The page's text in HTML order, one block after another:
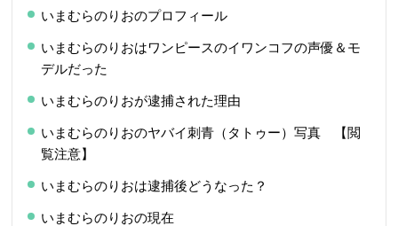
いまむらのりおのプロフィール
いまむらのりおはワンピースのイワンコフの声優＆モ
デルだった
いまむらのりおが逮捕された理由
いまむらのりおのヤバイ刺青（タトゥー）写真 【閲
覧注意】
いまむらのりおは逮捕後どうなった？
いまむらのりおの現在